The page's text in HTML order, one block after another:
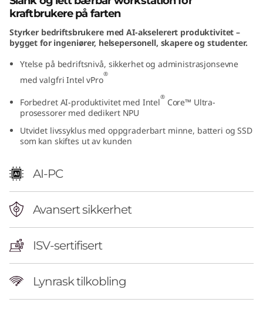
n
e
kraftbrukere på farten
Styrker bedriftsbrukere med AI-akselerert produktivitet –
bygget for ingeniører, helsepersonell, skapere og studenter.
Ytelse på bedriftsnivå, sikkerhet og administrasjonsevne
med valgfri Intel vPro®
Forbedret AI-produktivitet med Intel® Core™ Ultra-
prosessorer med dedikert NPU
Utvidet livssyklus med oppgraderbart minne, batteri og SSD
som kan skiftes ut av kunden
AI-PC
Avansert sikkerhet
ISV-sertifisert
Lynrask tilkobling